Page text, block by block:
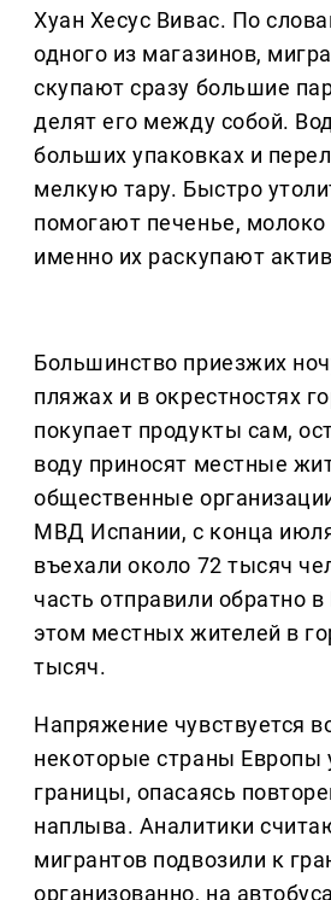
Хуан Хесус Вивас. По
одного из магазинов,
скупают сразу большие
делят его между собой.
больших упаковках и
мелкую тару. Быстро
помогают печенье,
именно их раскупают
Большинство приезжих
пляжах и в окрестностях
покупает продукты сам,
воду приносят местные
общественные
МВД Испании, с конца
въехали около 72 тысяч
часть отправили обратно
этом местных жителей в
тысяч.
Напряжение чувствуется
некоторые страны Европы
границы, опасаясь
наплыва. Аналитики
мигрантов подвозили к
организованно, на